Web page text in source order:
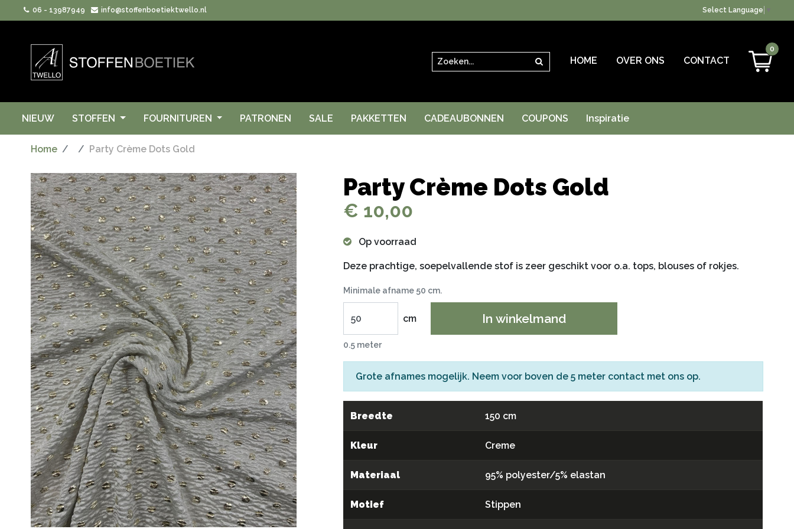
06 - 13987949 info@stoffenboetiektwello.nl Select Language
Zoeken Zoeken HOME OVER ONS CONTACT
0
NIEUW STOFFEN FOURNITUREN PATRONEN SALE PAKKETTEN CADEAUBONNEN COUPONS Inspiratie
Home Party Crème Dots Gold
Party Crème Dots Gold
€ 10,00
Op voorraad
Deze prachtige, soepelvallende stof is zeer geschikt voor o.a. tops, blouses of rokjes.
Minimale afname 50 cm.
cm In winkelmand
0.5 meter
Grote afnames mogelijk. Neem voor boven de 5 meter contact met ons op.
Breedte 150 cm
Kleur Creme
Materiaal 95% polyester/5% elastan
Motief Stippen